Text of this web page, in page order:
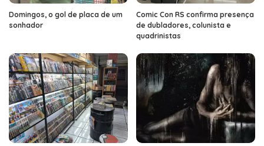
Domingos, o gol de placa de um
sonhador
Comic Con RS confirma presença
de dubladores, colunista e
quadrinistas